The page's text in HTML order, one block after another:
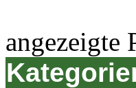
angezeigte